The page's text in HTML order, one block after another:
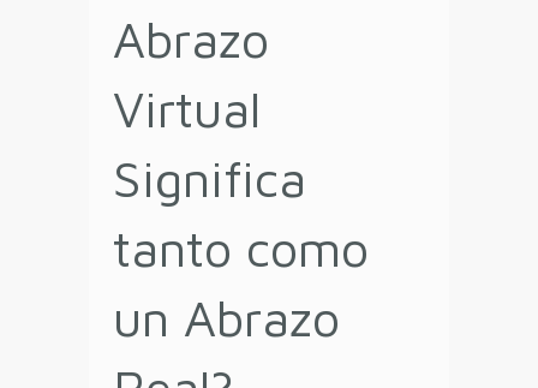
Abrazo
Virtual
Significa
tanto como
un Abrazo